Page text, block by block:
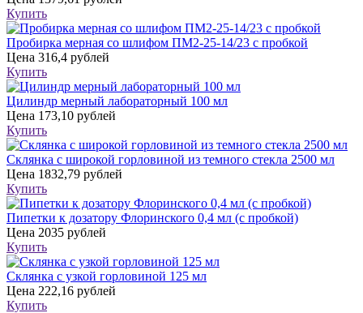
Купить
Пробирка мерная со шлифом ПМ2-25-14/23 с пробкой
Цена 316,4 рублей
Купить
Цилиндр мерный лабораторный 100 мл
Цена 173,10 рублей
Купить
Склянка с широкой горловиной из темного стекла 2500 мл
Цена 1832,79 рублей
Купить
Пипетки к дозатору Флоринского 0,4 мл (с пробкой)
Цена 2035 рублей
Купить
Склянка с узкой горловиной 125 мл
Цена 222,16 рублей
Купить